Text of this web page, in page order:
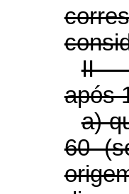
II -
após
a)
60